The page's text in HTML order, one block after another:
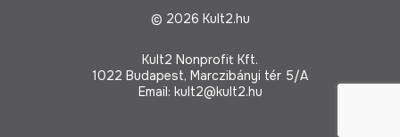
© 2026 Kult2.hu
Kult2 Nonprofit Kft.
1022 Budapest, Marczibányi tér 5/A
Email: kult2@kult2.hu